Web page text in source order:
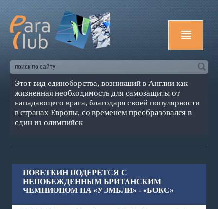
Этот вид единоборства, возникший в Англии как
жизненная необходимость для самозащиты от
нападающего врага, благодаря своей популярности
в странах Европы, со временем преобразовался в
один из олимпийск
ПОВЕТКИН ПОДЕРЕТСЯ С
НЕПОБЕЖДЕННЫМ БРИТАНСКИМ
ЧЕМПИОНОМ НА «УЭМБЛИ» - «БОКС»